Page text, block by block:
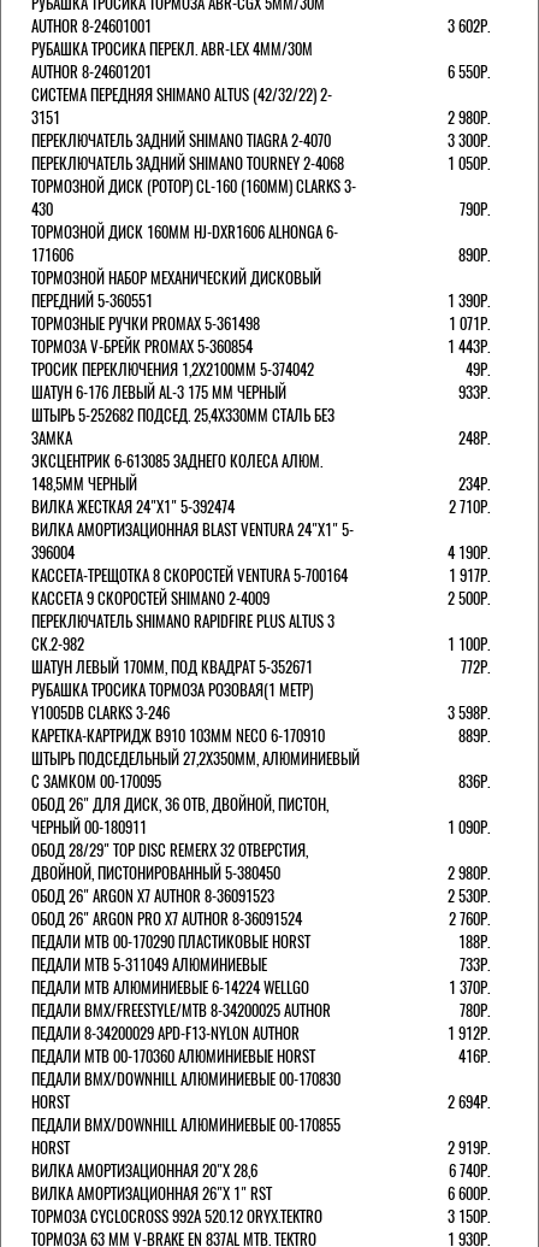
AUTHOR 8-24601001
3 602Р.
РУБАШКА ТРОСИКА ПЕРЕКЛ. ABR-LEX 4MM/30M
AUTHOR 8-24601201
6 550Р.
СИСТЕМА ПЕРЕДНЯЯ SHIMANO ALTUS (42/32/22) 2-
3151
2 980Р.
ПЕРЕКЛЮЧАТЕЛЬ ЗАДНИЙ SHIMANO TIAGRA 2-4070
3 300Р.
ПЕРЕКЛЮЧАТЕЛЬ ЗАДНИЙ SHIMANO TOURNEY 2-4068
1 050Р.
ТОРМОЗНОЙ ДИСК (РОТОР) CL-160 (160ММ) CLARKS 3-
430
790Р.
ТОРМОЗНОЙ ДИСК 160ММ HJ-DXR1606 ALHONGA 6-
171606
890Р.
ТОРМОЗНОЙ НАБОР МЕХАНИЧЕСКИЙ ДИСКОВЫЙ
ПЕРЕДНИЙ 5-360551
1 390Р.
ТОРМОЗНЫЕ РУЧКИ PROMAX 5-361498
1 071Р.
ТОРМОЗА V-БРЕЙК PROMAX 5-360854
1 443Р.
ТРОСИК ПЕРЕКЛЮЧЕНИЯ 1,2Х2100ММ 5-374042
49Р.
ШАТУН 6-176 ЛЕВЫЙ AL-3 175 ММ ЧЕРНЫЙ
933Р.
ШТЫРЬ 5-252682 ПОДСЕД. 25,4Х330ММ СТАЛЬ БЕЗ
ЗАМКА
248Р.
ЭКСЦЕНТРИК 6-613085 ЗАДНЕГО КОЛЕСА АЛЮМ.
148,5ММ ЧЕРНЫЙ
234Р.
ВИЛКА ЖЕСТКАЯ 24"Х1" 5-392474
2 710Р.
ВИЛКА АМОРТИЗАЦИОННАЯ BLAST VENTURA 24"Х1" 5-
396004
4 190Р.
КАССЕТА-ТРЕЩОТКА 8 СКОРОСТЕЙ VENTURA 5-700164
1 917Р.
КАССЕТА 9 СКОРОСТЕЙ SHIMANO 2-4009
2 500Р.
ПЕРЕКЛЮЧАТЕЛЬ SHIMANO RAPIDFIRE PLUS ALTUS 3
СК.2-982
1 100Р.
ШАТУН ЛЕВЫЙ 170ММ, ПОД КВАДРАТ 5-352671
772Р.
РУБАШКА ТРОСИКА ТОРМОЗА РОЗОВАЯ(1 МЕТР)
Y1005DB CLARKS 3-246
3 598Р.
КАРЕТКА-КАРТРИДЖ B910 103ММ NECO 6-170910
889Р.
ШТЫРЬ ПОДСЕДЕЛЬНЫЙ 27,2Х350ММ, АЛЮМИНИЕВЫЙ
С ЗАМКОМ 00-170095
836Р.
ОБОД 26" ДЛЯ ДИСК, 36 ОТВ, ДВОЙНОЙ, ПИСТОН,
ЧЕРНЫЙ 00-180911
1 090Р.
ОБОД 28/29" TOP DISC REMERX 32 ОТВЕРСТИЯ,
ДВОЙНОЙ, ПИСТОНИРОВАННЫЙ 5-380450
2 980Р.
ОБОД 26" ARGON X7 AUTHOR 8-36091523
2 530Р.
ОБОД 26" ARGON PRO X7 AUTHOR 8-36091524
2 760Р.
ПЕДАЛИ МТВ 00-170290 ПЛАСТИКОВЫЕ HORST
188Р.
ПЕДАЛИ MTB 5-311049 АЛЮМИНИЕВЫЕ
733Р.
ПЕДАЛИ MTB АЛЮМИНИЕВЫЕ 6-14224 WELLGO
1 370Р.
ПЕДАЛИ BMX/FREESTYLE/MTB 8-34200025 AUTHOR
780Р.
ПЕДАЛИ 8-34200029 APD-F13-NYLON AUTHOR
1 912Р.
ПЕДАЛИ МТВ 00-170360 АЛЮМИНИЕВЫЕ HORST
416Р.
ПЕДАЛИ BMX/DOWNHILL АЛЮМИНИЕВЫЕ 00-170830
HORST
2 694Р.
ПЕДАЛИ BMX/DOWNHILL АЛЮМИНИЕВЫЕ 00-170855
HORST
2 919Р.
ВИЛКА АМОРТИЗАЦИОННАЯ 20"Х 28,6
6 740Р.
ВИЛКА АМОРТИЗАЦИОННАЯ 26"Х 1" RST
6 600Р.
ТОРМОЗА CYCLOCROSS 992А 520.12 ORYX.TEKTRO
3 150Р.
ТОРМОЗА 63 ММ V-BRAKE EN 837AL MTB. TEKTRO
1 930Р.